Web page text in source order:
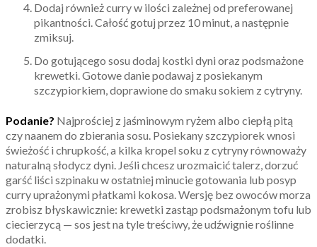
Dodaj również curry w ilości zależnej od preferowanej
pikantności. Całość gotuj przez 10 minut, a następnie
zmiksuj.
Do gotującego sosu dodaj kostki dyni oraz podsmażone
krewetki. Gotowe danie podawaj z posiekanym
szczypiorkiem, doprawione do smaku sokiem z cytryny.
Podanie? Najprościej z jaśminowym ryżem albo ciepłą pitą
czy naanem do zbierania sosu. Posiekany szczypiorek wnosi
świeżość i chrupkość, a kilka kropel soku z cytryny równoważy
naturalną słodycz dyni. Jeśli chcesz urozmaicić talerz, dorzuć
garść liści szpinaku w ostatniej minucie gotowania lub posyp
curry uprażonymi płatkami kokosa. Wersję bez owoców morza
zrobisz błyskawicznie: krewetki zastąp podsmażonym tofu lub
ciecierzycą — sos jest na tyle treściwy, że udźwignie roślinne
dodatki.